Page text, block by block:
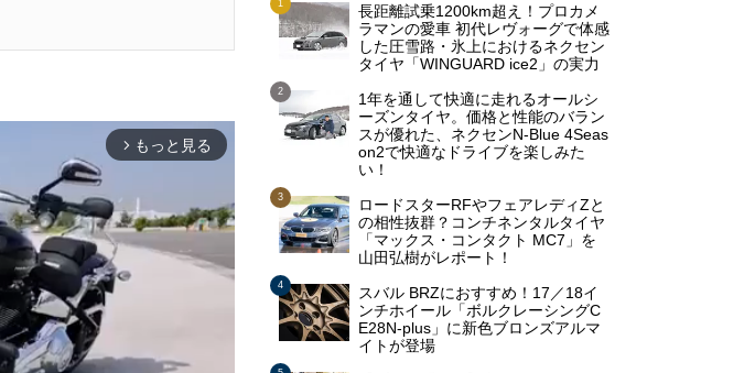
arrow_forward_ios もっと見る
長距離試乗1200km超え！プロカメ
ラマンの愛車 初代レヴォーグで体感
した圧雪路・氷上におけるネクセン
タイヤ「WINGUARD ice2」の実力
1年を通して快適に走れるオールシ
ーズンタイヤ。価格と性能のバラン
スが優れた、ネクセンN-Blue 4Seas
on2で快適なドライブを楽しみた
い！
ロードスターRFやフェアレディZと
の相性抜群？コンチネンタルタイヤ
「マックス・コンタクト MC7」を
山田弘樹がレポート！
スバル BRZにおすすめ！17／18イ
ンチホイール「ボルクレーシングC
E28N-plus」に新色ブロンズアルマ
イトが登場